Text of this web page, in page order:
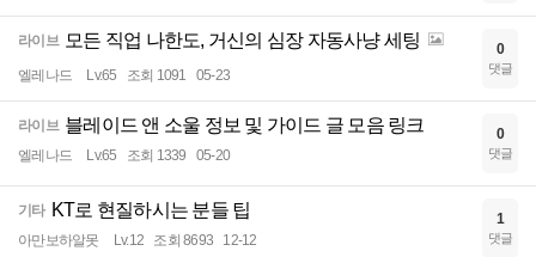
라이브 모든 직업 나한도, 거신의 심장 자동사냥 세팅
엘레나드 Lv.65 조회 1091 05-23
0
댓글
라이브 블레이드 앤 소울 정보 및 가이드 글 모음 링크
엘레나드 Lv.65 조회 1339 05-20
0
댓글
기타 KT로 현질하시는 분들 팁
아만보하알못 Lv.12 조회 8693 12-12
1
댓글